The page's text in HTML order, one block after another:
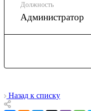
Должность
Администратор
Назад к списку